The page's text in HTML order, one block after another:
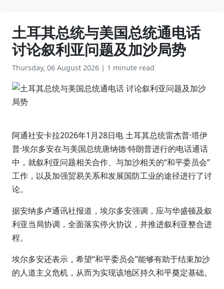
土耳其总统与美国总统通电话
讨论叙利亚问题及加沙局势
Thursday, 06 August 2026 | 1 minute read
阿通社安卡拉2026年1月28日电 土耳其总统雷杰普·塔伊
普·埃尔多安在与美国总统唐纳德·特朗普进行的电话通话
中，就叙利亚问题相关合作、与加沙相关的“和平委员会”
工作，以及加强贸易关系和发展国防工业的途径进行了讨
论。
据安纳多卢通讯社报道，埃尔多安强调，应与华盛顿及叙
利亚当局协调，全面落实停火协议，并推进叙利亚整合进
程。
埃尔多安还表示，希望“和平委员会”能够有助于结束加沙
的人道主义危机，从而为实现该地区持久和平奠定基础。